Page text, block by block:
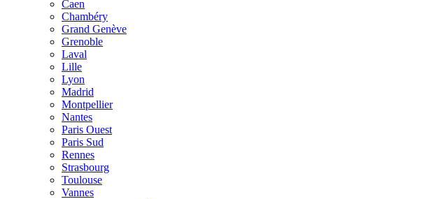
Caen
Chambéry
Grand Genève
Grenoble
Laval
Lille
Lyon
Madrid
Montpellier
Nantes
Paris Ouest
Paris Sud
Rennes
Strasbourg
Toulouse
Vannes